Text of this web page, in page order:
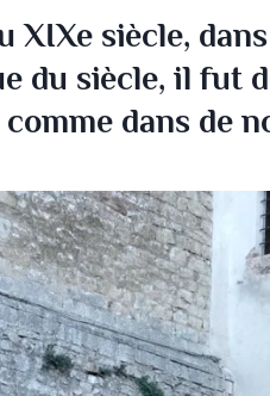
XIXe siècle,
du siècle, il fut
dans de